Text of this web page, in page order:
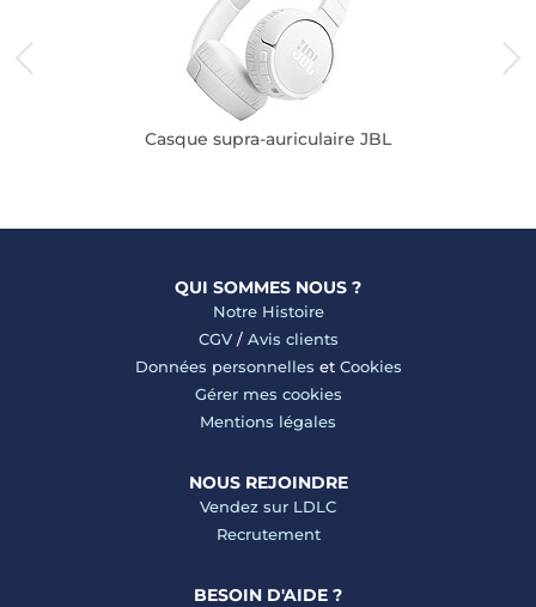
Casque supra-auriculaire JBL
QUI SOMMES NOUS ?
Notre Histoire
CGV/ Avis clients
Données personnelles et Cookies
Gérer mes cookies
Mentions légales
NOUS REJOINDRE
Vendez sur LDLC
Recrutement
BESOIN D'AIDE ?